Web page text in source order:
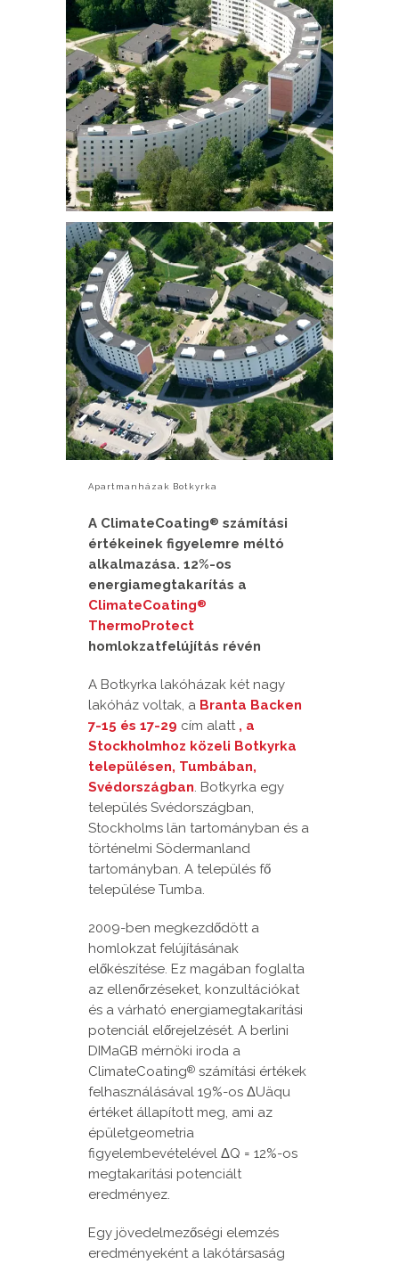
Apartmanházak Botkyrka
A ClimateCoating® számítási
értékeinek figyelemre méltó
alkalmazása. 12%-os
energiamegtakarítás a
ClimateCoating®
ThermoProtect
homlokzatfelújítás révén
A Botkyrka lakóházak két nagy
lakóház voltak, a Branta Backen
7-15 és 17-29 cím alatt , a
Stockholmhoz közeli Botkyrka
településen, Tumbában,
Svédországban. Botkyrka egy
település Svédországban,
Stockholms län tartományban és a
történelmi Södermanland
tartományban. A település fő
települése Tumba.
2009-ben megkezdődött a
homlokzat felújításának
előkészítése. Ez magában foglalta
az ellenőrzéseket, konzultációkat
és a várható energiamegtakarítási
potenciál előrejelzését. A berlini
DIMaGB mérnöki iroda a
ClimateCoating® számítási értékek
felhasználásával 19%-os ΔUäqu
értéket állapított meg, ami az
épületgeometria
figyelembevételével ΔQ = 12%-os
megtakarítási potenciált
eredményez.
Egy jövedelmezőségi elemzés
eredményeként a lakótársaság